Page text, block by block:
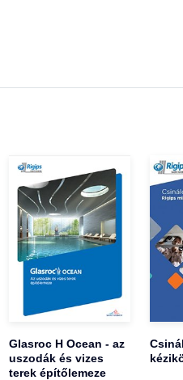
Glasroc H Ocean - az
uszodák és vizes
terek építőlemeze